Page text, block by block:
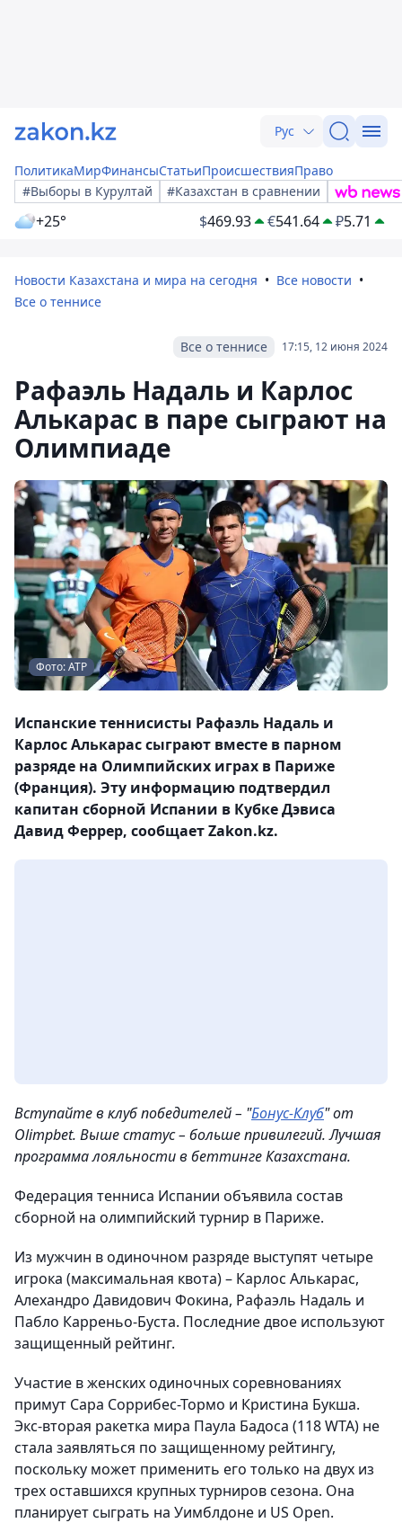
Рус
ПолитикаМирФинансыСтатьиПроисшествияПраво
#Выборы в Курултай
#Казахстан в сравнении
+25° $469.93 €541.64 ₽5.71
Новости Казахстана и мира на сегодня
Все новости
Все о теннисе
17:15, 12 июня 2024
Все о теннисе
Рафаэль Надаль и Карлос
Алькарас в паре сыграют на
Олимпиаде
Фото: АТР
Испанские теннисисты Рафаэль Надаль и
Карлос Алькарас сыграют вместе в парном
разряде на Олимпийских играх в Париже
(Франция). Эту информацию подтвердил
капитан сборной Испании в Кубке Дэвиса
Давид Феррер, сообщает Zakon.kz.
Вступайте в клуб победителей – "Бонус-Клуб" от
Olimpbet. Выше статус – больше привилегий. Лучшая
программа лояльности в беттинге Казахстана.
Федерация тенниса Испании объявила состав
сборной на олимпийский турнир в Париже.
Из мужчин в одиночном разряде выступят четыре
игрока (максимальная квота) – Карлос Алькарас,
Алехандро Давидович Фокина, Рафаэль Надаль и
Пабло Карреньо-Буста. Последние двое используют
защищенный рейтинг.
Участие в женских одиночных соревнованиях
примут Сара Соррибес-Тормо и Кристина Букша.
Экс-вторая ракетка мира Паула Бадоса (118 WTA) не
стала заявляться по защищенному рейтингу,
поскольку может применить его только на двух из
трех оставшихся крупных турниров сезона. Она
планирует сыграть на Уимблдоне и US Open.